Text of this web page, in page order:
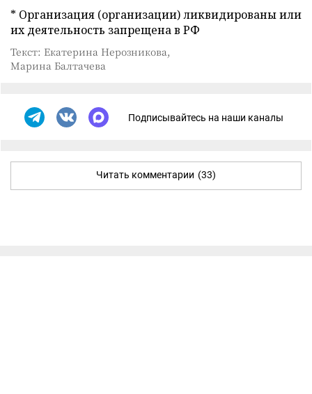
* Организация (организации) ликвидированы или
их деятельность запрещена в РФ
Текст: Екатерина Нерозникова,
Марина Балтачева
Подписывайтесь на наши каналы
Читать комментарии (33)